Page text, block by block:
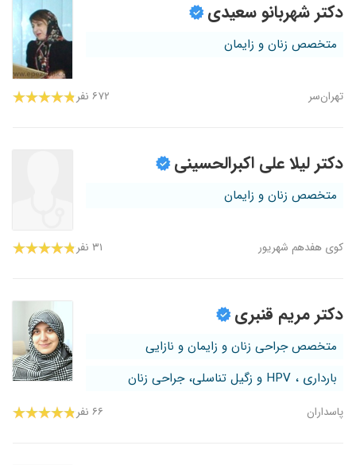
دکتر شهربانو سعیدی
متخصص زنان و زایمان
تهران‌سر ۶۷۲ نفر
دکتر لیلا علی اکبرالحسینی
متخصص زنان و زایمان
کوی هفدهم شهریور ۳۱ نفر
دکتر مریم قنبری
متخصص جراحی زنان و زایمان و نازایی
بارداری ، HPV و زگیل تناسلی، جراحی زنان
پاسداران ۶۶ نفر